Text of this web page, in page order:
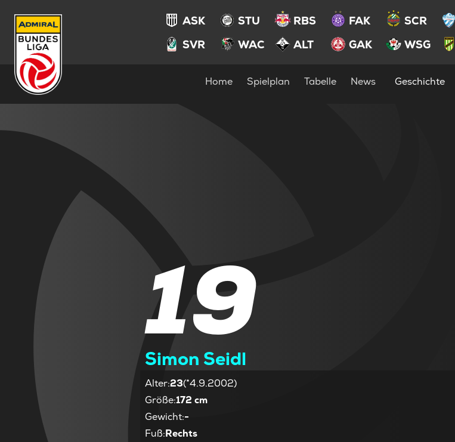
ASK STU RBS FAK SCR
SVR
WAC ALT GAK WSG
Home Spielplan Tabelle News Geschichte
19
Simon Seidl
Alter:23(*4.9.2002)
Größe:172 cm
Gewicht:-
Fuß:Rechts